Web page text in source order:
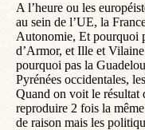
A l’heure ou les
au sein de l’UE, la
Autonomie, Et pourquoi
d’Armor, et Ille et
pourquoi pas la
Pyrénées occidentales,
Quand on voit le résultat
reproduire 2 fois la
de raison mais les